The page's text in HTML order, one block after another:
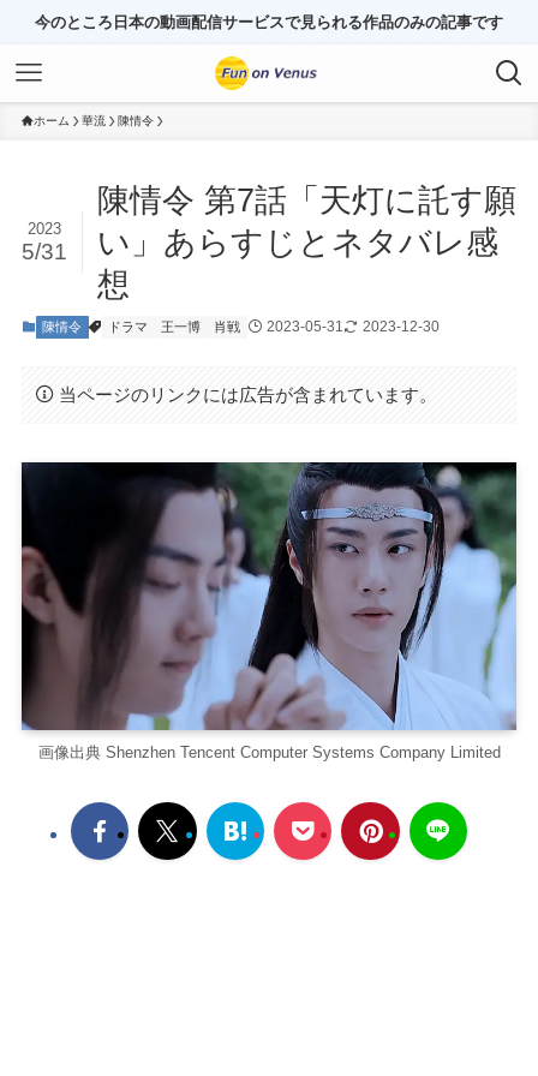
今のところ日本の動画配信サービスで見られる作品のみの記事です
ホーム 華流 陳情令
陳情令 第7話「天灯に託す願
い」あらすじとネタバレ感
想
2023
5/31
陳情令 ドラマ 王一博 肖戦 2023-05-31 2023-12-30
当ページのリンクには広告が含まれています。
画像出典 Shenzhen Tencent Computer Systems Company Limited